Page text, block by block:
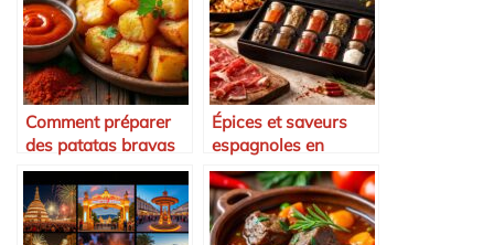
Comment préparer
des patatas bravas
parfaites
Épices et saveurs
espagnoles en
coffret avec paella
safran et jambon
ibérique